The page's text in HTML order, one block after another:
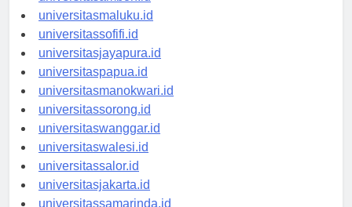
universitasambon.id
universitasmaluku.id
universitassofifi.id
universitasjayapura.id
universitaspapua.id
universitasmanokwari.id
universitassorong.id
universitaswanggar.id
universitaswalesi.id
universitassalor.id
universitasjakarta.id